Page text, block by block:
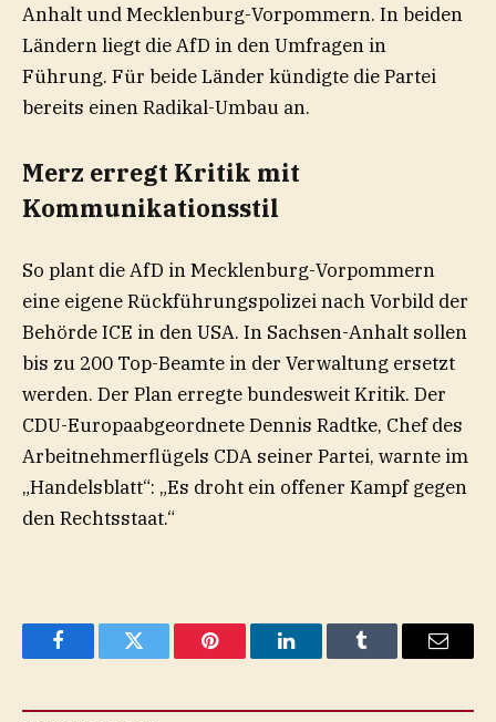
Anhalt und Mecklenburg-Vorpommern. In beiden
Ländern liegt die AfD in den Umfragen in
Führung. Für beide Länder kündigte die Partei
bereits einen Radikal-Umbau an.
Merz erregt Kritik mit
Kommunikationsstil
So plant die AfD in Mecklenburg-Vorpommern
eine eigene Rückführungspolizei nach Vorbild der
Behörde ICE in den USA. In Sachsen-Anhalt sollen
bis zu 200 Top-Beamte in der Verwaltung ersetzt
werden. Der Plan erregte bundesweit Kritik. Der
CDU-Europaabgeordnete Dennis Radtke, Chef des
Arbeitnehmerflügels CDA seiner Partei, warnte im
„Handelsblatt“: „Es droht ein offener Kampf gegen
den Rechtsstaat.“
FacebookTwitter Pinterest LinkedInTumblr Email